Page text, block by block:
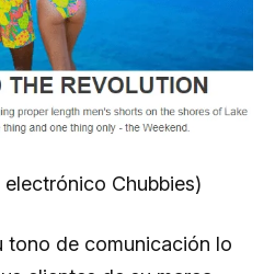
electrónico Chubbies)
tono de comunicación lo